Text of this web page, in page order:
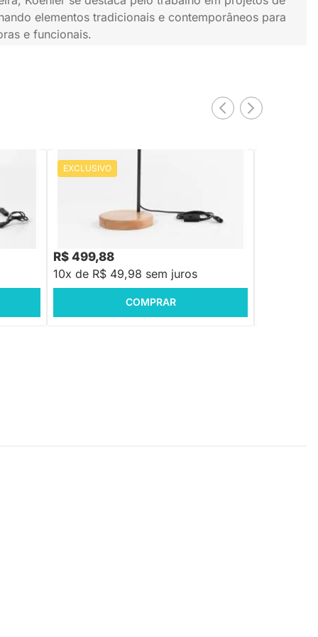
elementos tradicionais e contemporâneos para
e funcionais.
EXCLUSIVO
R$ 499,88
10x de R$ 49,98 sem juros
COMPRAR